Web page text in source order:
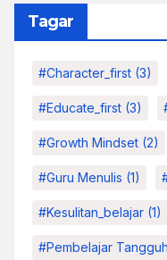
Tagar
#character_first (3)
#educate_first (3)
#growth Mindset (2)
#Guru Menulis (1)
#kesulitan_belajar (1)
#pembelajar Tangguh